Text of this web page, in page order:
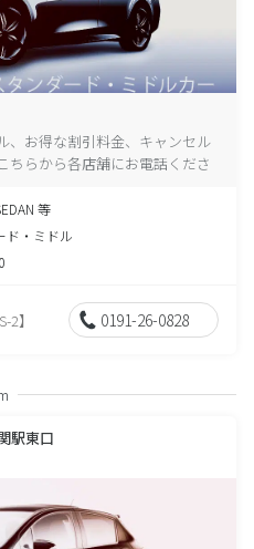
、お得な割引料金、キャンセル
ちらから各店舗にお電話くださ
等
ド・ミドル
】 0191-26-0828
駅東口